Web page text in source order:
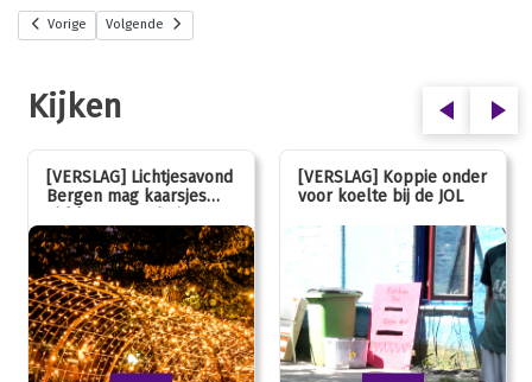
Vorige Volgende
Kijken
[VERSLAG] Lichtjesavond
Bergen mag kaarsjes
jubileum!
[VERSLAG] Koppie onder
voor koelte bij de JOL